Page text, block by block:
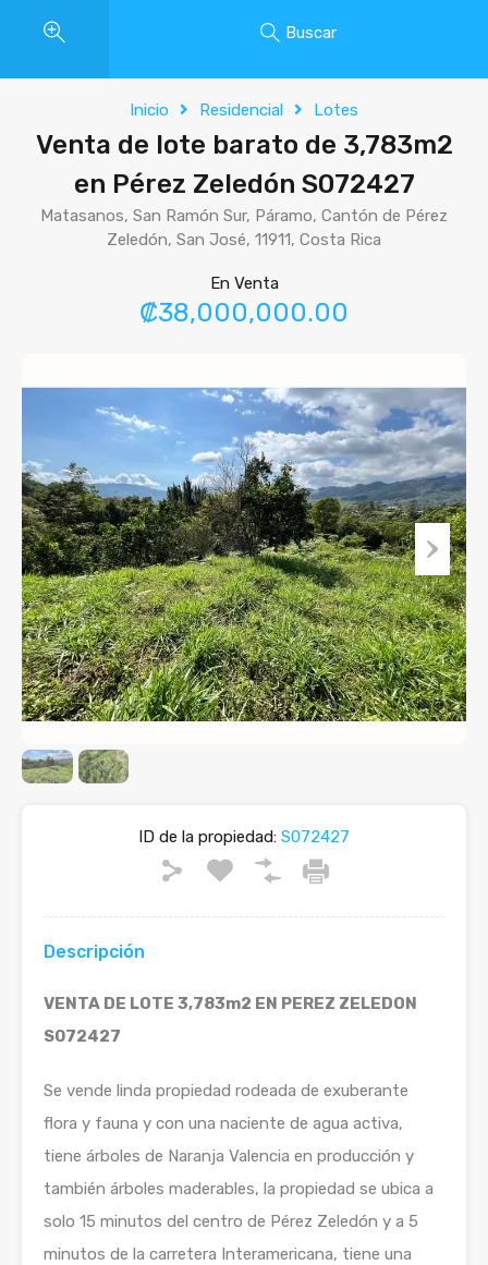
Buscar
Inicio Residencial Lotes
Venta de lote barato de 3,783m2
en Pérez Zeledón S072427
Matasanos, San Ramón Sur, Páramo, Cantón de Pérez
Zeledón, San José, 11911, Costa Rica
En Venta
₡38,000,000.00
ID de la propiedad: S072427
Descripción
VENTA DE LOTE 3,783m2 EN PEREZ ZELEDON
S072427
Se vende linda propiedad rodeada de exuberante
flora y fauna y con una naciente de agua activa,
tiene árboles de Naranja Valencia en producción y
también árboles maderables, la propiedad se ubica a
solo 15 minutos del centro de Pérez Zeledón y a 5
minutos de la carretera Interamericana, tiene una